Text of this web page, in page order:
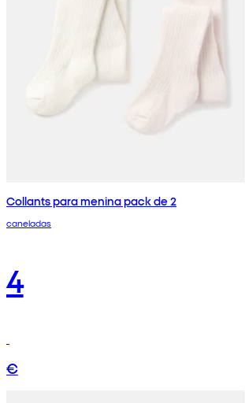
Collants para menina pack de 2
caneladas
4
€